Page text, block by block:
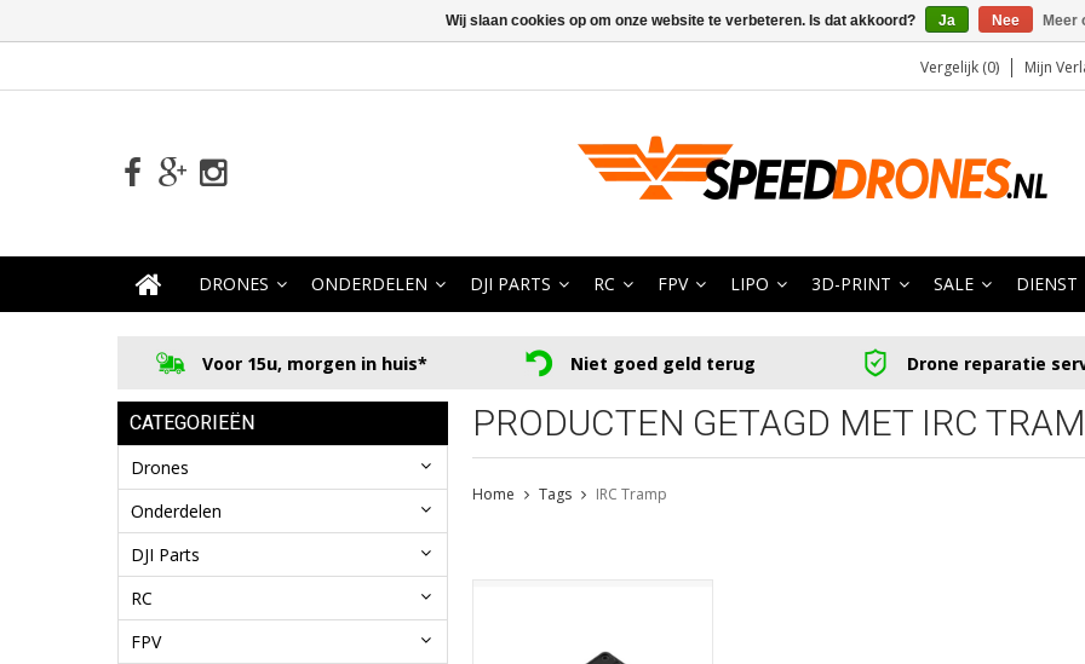
Vergelijk (0) Mijn
DRONES ONDERDELEN DJI PARTS RC FPV LIPO 3D-PRINT SALE DIENST
Voor 15u, morgen in huis* Niet goed geld terug Drone reparatie
CATEGORIEËN
Drones
Onderdelen
DJI Parts
RC
FPV
PRODUCTEN GETAGD MET IRC
Home Tags IRC Tramp
Wij slaan cookies op om onze website te verbeteren. Is dat akkoord? Ja Nee Meer